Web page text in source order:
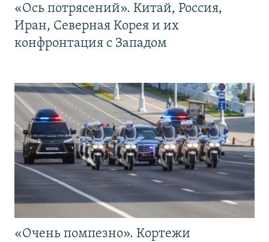
«Ось потрясений». Китай, Россия,
Иран, Северная Корея и их
конфронтация с Западом
«Очень помпезно». Кортежи